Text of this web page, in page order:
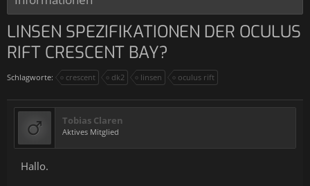
LINSEN SPEZIFIKATIONEN DER OCULUS
RIFT CRESCENT BAY?
Schlagworte: crescent dk2 linsen oculus rift
Tobias Claren
Aktives Mitglied
Hallo.